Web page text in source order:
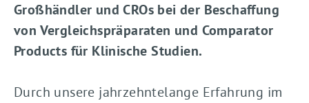
Großhändler und CROs bei der Beschaffung
von Vergleichspräparaten und Comparator
Products für Klinische Studien.
Durch unsere jahrzehntelange Erfahrung im